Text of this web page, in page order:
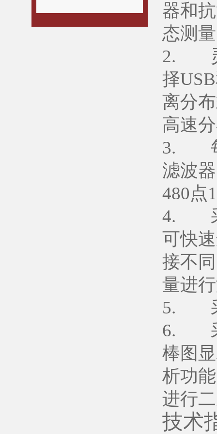
器和
态测
2. 灵
择
离分
高速
3. 每
滤波
480点
4. 采
可快
接不
量进
5. 采
6. 采
棒图
析功
进行
技术